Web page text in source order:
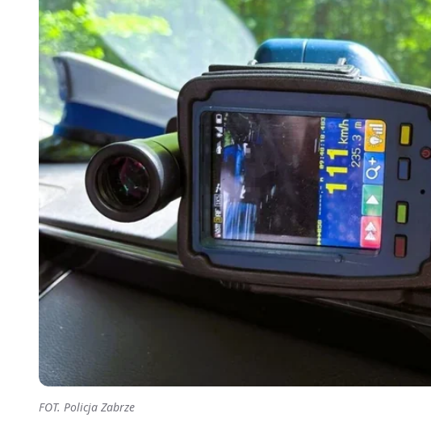
FOT. Policja Zabrze